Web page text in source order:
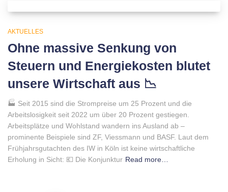
AKTUELLES
Ohne massive Senkung von
Steuern und Energiekosten blutet
unsere Wirtschaft aus 📉
🏭 Seit 2015 sind die Strompreise um 25 Prozent und die
Arbeitslosigkeit seit 2022 um über 20 Prozent gestiegen.
Arbeitsplätze und Wohlstand wandern ins Ausland ab –
prominente Beispiele sind ZF, Viessmann und BASF. Laut dem
Frühjahrsgutachten des IW in Köln ist keine wirtschaftliche
Erholung in Sicht: 💶 Die Konjunktur Read more…